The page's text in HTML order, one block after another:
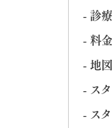
診
料
地
ス
ス